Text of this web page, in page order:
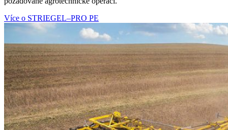
Více o STRIEGEL–PRO PE